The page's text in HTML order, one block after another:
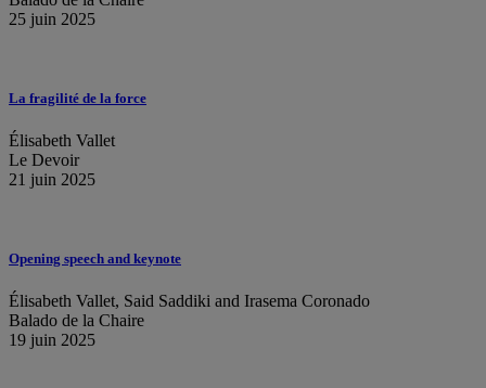
25 juin 2025
La fragilité de la force
Élisabeth Vallet
Le Devoir
21 juin 2025
Opening speech and keynote
Élisabeth Vallet, Said Saddiki and Irasema Coronado
Balado de la Chaire
19 juin 2025